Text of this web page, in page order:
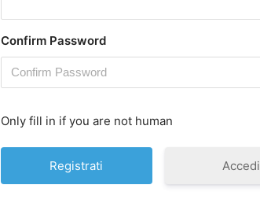
Confirm Password
Only fill in if you are not human
Accedi